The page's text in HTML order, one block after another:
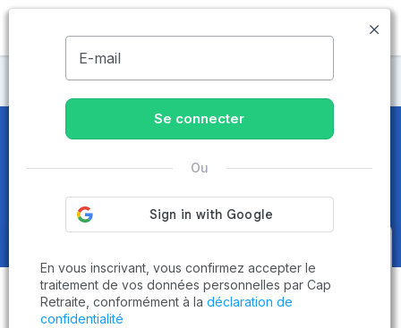
MENU
Maisons de retraite Nouvelle-Aquitaine
Maisons de retraite et EHPAD
Charente-Maritime (17) - Page 2
sur 4
Obtenez le
comparatif des
établissementsadaptés à vos
critères en 3 minutes !
E-mail
Se connecter
Ou
En vous inscrivant, vous confirmez accepter le
traitement de vos données personnelles par Cap
Retraite, conformément à la déclaration de
confidentialité